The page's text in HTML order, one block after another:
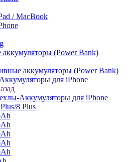
/ MacBook
(Power Bank)
аккумуляторы (Power Bank)
для iPhone
Аккумуляторы для iPhone
8 Plus